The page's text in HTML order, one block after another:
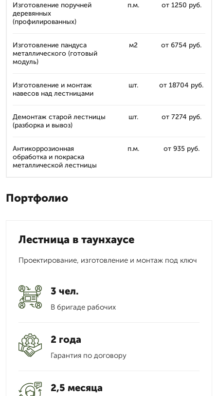
Изготовление поручней
деревянных
(профилированных)
п.м. от 1250 руб.
Изготовление пандуса
металлического (готовый
модуль)
м2 от 6754 руб.
Изготовление и монтаж
навесов над лестницами
шт. от 18704 руб.
Демонтаж старой лестницы
(разборка и вывоз)
шт. от 7274 руб.
Антикоррозионная
обработка и покраска
металлической лестницы
п.м. от 935 руб.
Портфолио
Лестница в таунхаусе
Проектирование, изготовление и монтаж под ключ
3 чел.
В бригаде рабочих
2 года
Гарантия по договору
2,5 месяца